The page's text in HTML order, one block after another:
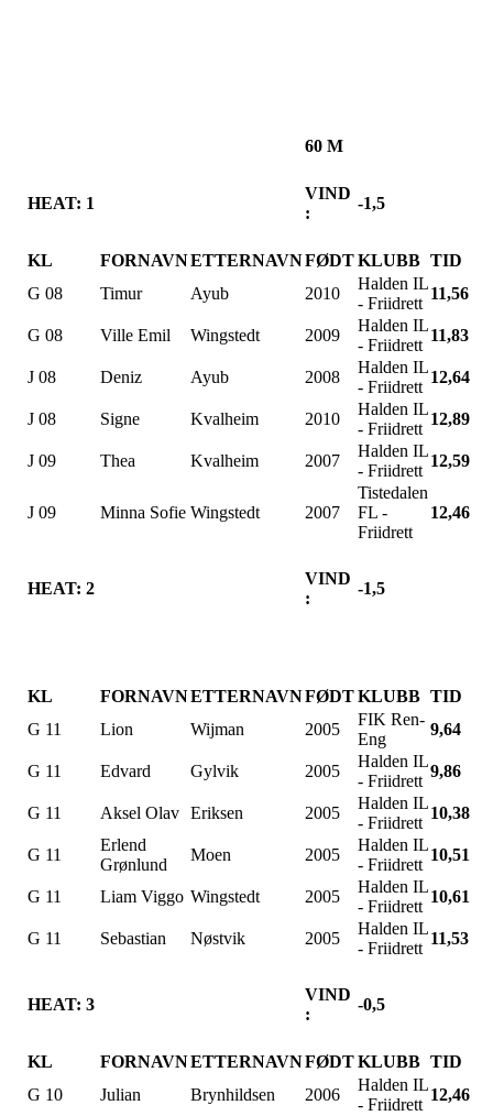
60 M
HEAT: 1
VIND
:
-1,5
KL FORNAVNETTERNAVNFØDTKLUBB TID
G 08
Timur Ayub 2010
Halden IL
- Friidrett
11,56
G 08 Ville Emil Wingstedt 2009
Halden IL
- Friidrett
11,83
J 08 Deniz Ayub 2008
Halden IL
- Friidrett
12,64
J 08 Signe Kvalheim 2010
Halden IL
- Friidrett
12,89
J 09 Thea Kvalheim 2007
Halden IL
- Friidrett
12,59
J 09 Minna Sofie Wingstedt 2007
Tistedalen
FL -
Friidrett
12,46
HEAT: 2
VIND
:
-1,5
KL FORNAVNETTERNAVNFØDTKLUBB TID
G 11
Lion Wijman 2005
FIK Ren-
Eng
9,64
G 11 Edvard Gylvik 2005
Halden IL
- Friidrett
9,86
G 11 Aksel Olav Eriksen 2005
Halden IL
- Friidrett
10,38
G 11
Erlend
Grønlund
Moen 2005
Halden IL
- Friidrett
10,51
G 11 Liam Viggo Wingstedt 2005
Halden IL
- Friidrett
10,61
G 11 Sebastian Nøstvik 2005
Halden IL
- Friidrett
11,53
HEAT: 3
VIND
:
-0,5
KL FORNAVNETTERNAVNFØDTKLUBB TID
G 10
Julian Brynhildsen 2006
Halden IL
- Friidrett
12,46